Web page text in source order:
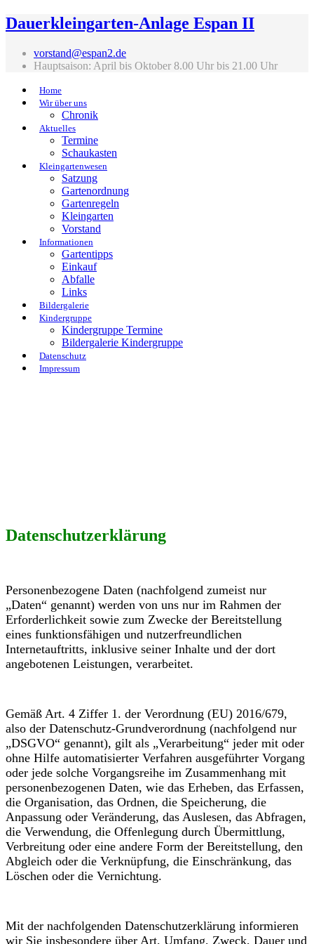
Dauerkleingarten-Anlage Espan II
vorstand@espan2.de
Hauptsaison: April bis Oktober 8.00 Uhr bis 21.00 Uhr
Home
Wir über uns
Chronik
Aktuelles
Termine
Schaukasten
Kleingartenwesen
Satzung
Gartenordnung
Gartenregeln
Kleingarten
Vorstand
Informationen
Gartentipps
Einkauf
Abfalle
Links
Bildergalerie
Kindergruppe
Kindergruppe Termine
Bildergalerie Kindergruppe
Datenschutz
Impressum
Datenschutzerklärung
Personenbezogene Daten (nachfolgend zumeist nur
„Daten“ genannt) werden von uns nur im Rahmen der
Erforderlichkeit sowie zum Zwecke der Bereitstellung
eines funktionsfähigen und nutzerfreundlichen
Internetauftritts, inklusive seiner Inhalte und der dort
angebotenen Leistungen, verarbeitet.
Gemäß Art. 4 Ziffer 1. der Verordnung (EU) 2016/679,
also der Datenschutz-Grundverordnung (nachfolgend nur
„DSGVO“ genannt), gilt als „Verarbeitung“ jeder mit oder
ohne Hilfe automatisierter Verfahren ausgeführter Vorgang
oder jede solche Vorgangsreihe im Zusammenhang mit
personenbezogenen Daten, wie das Erheben, das Erfassen,
die Organisation, das Ordnen, die Speicherung, die
Anpassung oder Veränderung, das Auslesen, das Abfragen,
die Verwendung, die Offenlegung durch Übermittlung,
Verbreitung oder eine andere Form der Bereitstellung, den
Abgleich oder die Verknüpfung, die Einschränkung, das
Löschen oder die Vernichtung.
Mit der nachfolgenden Datenschutzerklärung informieren
wir Sie insbesondere über Art, Umfang, Zweck, Dauer und